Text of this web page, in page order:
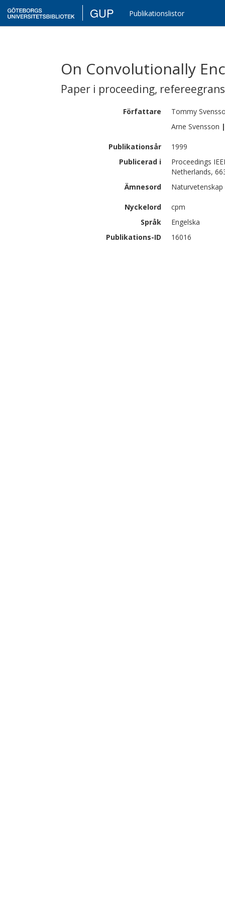
GUP Publikationslistor
On Convolutionally
Paper i proceeding,
Författare Tommy
Arne Svensson |
Publikationsår
1999
Publicerad i
Proceedings
Netherlands,
Ämnesord
Nyckelord
cpm
Språk
Engelska
Publikations-ID
16016